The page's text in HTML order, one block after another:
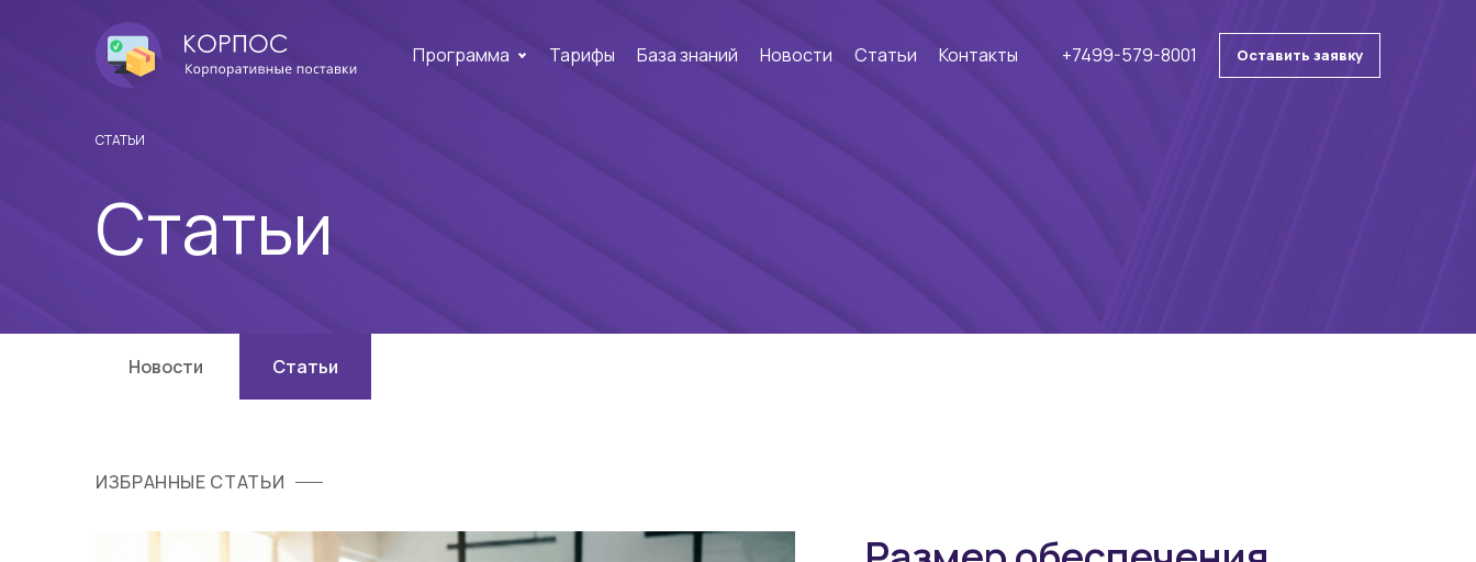
Программа Тарифы База знаний Новости Статьи Контакты +7499-579-8001 Оставить заявку
СТАТЬИ
Статьи
Новости Статьи
ИЗБРАННЫЕ СТАТЬИ